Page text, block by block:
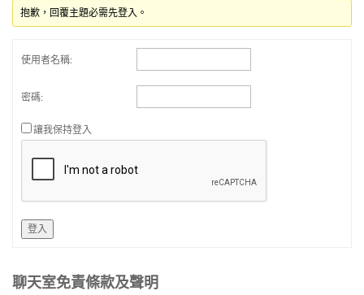
抱歉，回覆主題必需先登入。
使用者名稱:
密碼:
讓我保持登入
登入
聊天室免責條款及聲明